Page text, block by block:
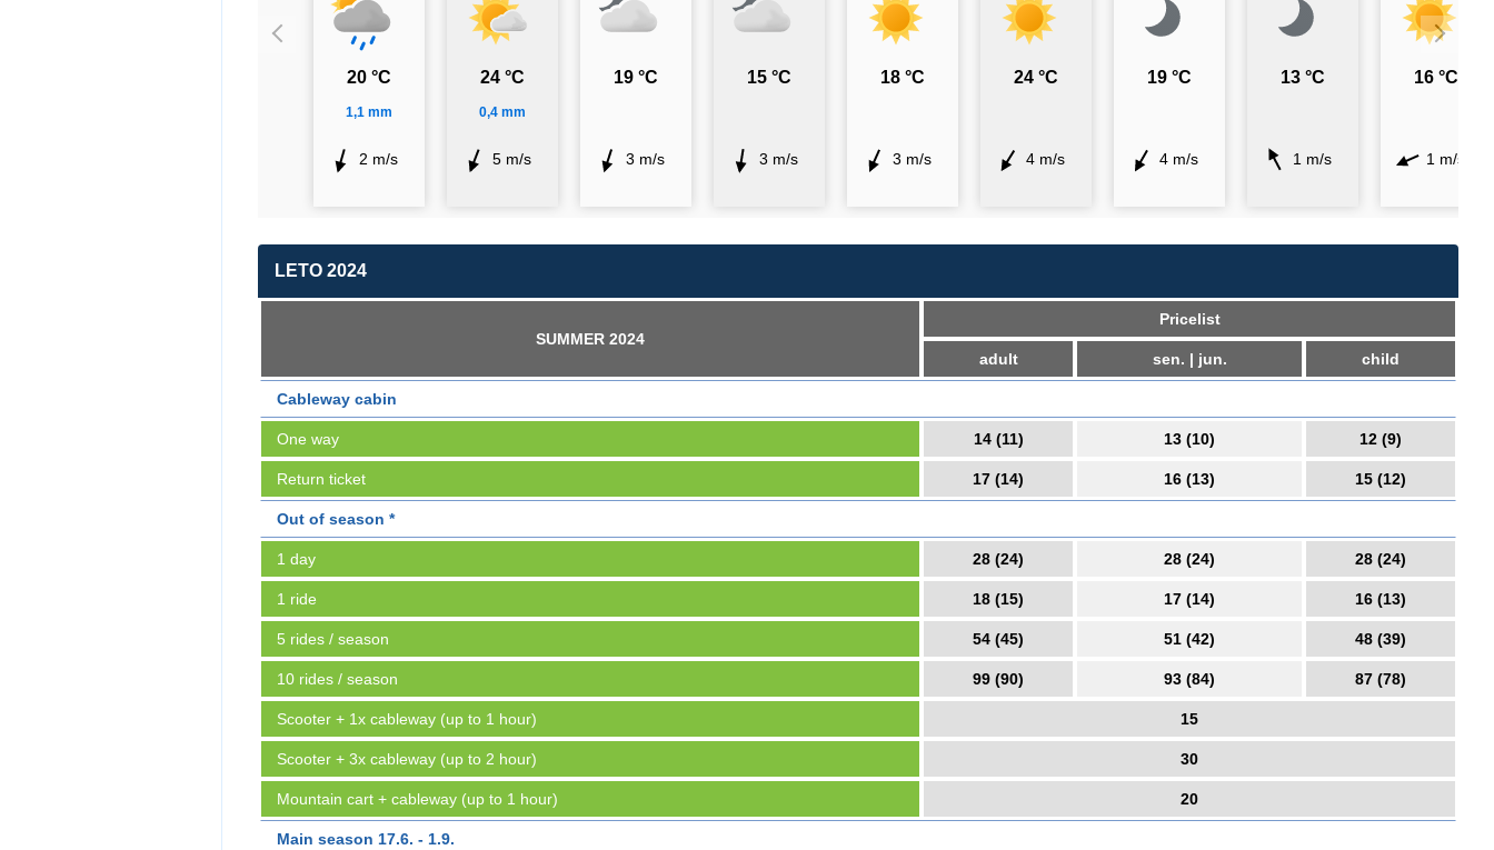
20 °C
1,1 mm
2 m/s
24 °C
0,4 mm
5 m/s
19 °C
3 m/s
15 °C
3 m/s
18 °C
3 m/s
24 °C
4 m/s
19 °C
4 m/s
13 °C
1 m/s
16 °C
1 m/s
LETO 2024
SUMMER 2024
Pricelist
adult sen. | jun. child
Cableway cabin
One way 14 (11) 13 (10) 12 (9)
Return ticket 17 (14) 16 (13) 15 (12)
Out of season *
1 day 28 (24) 28 (24) 28 (24)
1 ride 18 (15) 17 (14) 16 (13)
5 rides / season 54 (45) 51 (42) 48 (39)
10 rides / season 99 (90) 93 (84) 87 (78)
Scooter + 1x cableway (up to 1 hour) 15
Scooter + 3x cableway (up to 2 hour) 30
Mountain cart + cableway (up to 1 hour) 20
Main season 17.6. - 1.9.